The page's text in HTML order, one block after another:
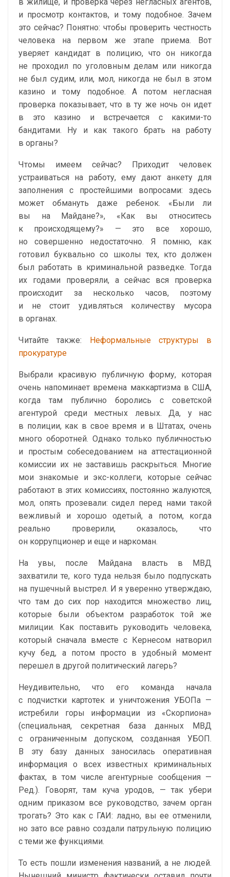
в жилище, и проверка через негласных агентов,
и просмотр контактов, и тому подобное. Зачем
это сейчас? Понятно: чтобы проверить честность
человека на первом же этапе приема. Вот
уверяет кандидат в полицию, что он никогда
не проходил по уголовным делам или никогда
не был судим, или, мол, никогда не был в этом
казино и тому подобное. А потом негласная
проверка показывает, что в ту же ночь он идет
в это казино и встречается с какими-то
бандитами. Ну и как такого брать на работу
в органы?
Чтомы имеем сейчас? Приходит человек
устраиваться на работу, ему дают анкету для
заполнения с простейшими вопросами: здесь
может обмануть даже ребенок. «Были ли
вы на Майдане?», «Как вы относитесь
к происходящему?» — это все хорошо,
но совершенно недостаточно. Я помню, как
готовил буквально со школы тех, кто должен
был работать в криминальной разведке. Тогда
их годами проверяли, а сейчас вся проверка
происходит за несколько часов, поэтому
и не стоит удивляться количеству мусора
в органах.
Читайте также:
Неформальные структуры в
прокуратуре
Выбрали красивую публичную форму, которая
очень напоминает времена маккартизма в США,
когда там публично боролись с советской
агентурой среди местных левых. Да, у нас
в полиции, как в свое время и в Штатах, очень
много оборотней. Однако только публичностью
и простым собеседованием на аттестационной
комиссии их не заставишь раскрыться. Многие
мои знакомые и экс-коллеги, которые сейчас
работают в этих комиссиях, постоянно жалуются,
мол, опять прозевали: сидел перед нами такой
вежливый и хорошо одетый, а потом, когда
реально проверили, оказалось, что
он коррупционер и еще и наркоман.
На увы, после Майдана власть в МВД
захватили те, кого туда нельзя было подпускать
на пушечный выстрел. И я уверенно утверждаю,
что там до сих пор находится множество лиц,
которые были объектом разработок той же
милиции. Как поставить руководить человека,
который сначала вместе с Кернесом натворил
кучу бед, а потом просто в удобный момент
перешел в другой политический лагерь?
Неудивительно, что его команда начала
с подчистки картотек и уничтожения УБОПа —
истребили горы информации из «Скорпиона»
(специальная, секретная база данных МВД
с ограниченным допуском, созданная УБОП.
В эту базу данных заносилась оперативная
информация о всех известных криминальных
фактах, в том числе агентурные сообщения —
Ред.). Говорят, там куча уродов, — так убери
одним приказом все руководство, зачем орган
трогать? Это как с ГАИ: ладно, вы ее отменили,
но зато все равно создали патрульную полицию
с теми же функциями.
То есть пошли изменения названий, а не людей.